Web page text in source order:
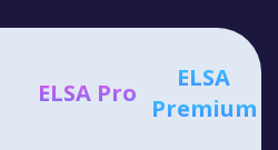
ELSA Pro
ELSA
Premium